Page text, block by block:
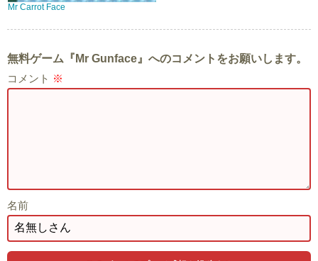
Mr Carrot Face
無料ゲーム『Mr Gunface』へのコメントをお願いします。
コメント ※
名前